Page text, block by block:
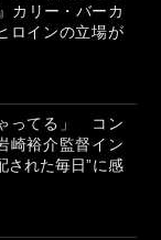
カリー・バーカ
ロインの立場が
ってる」 コン
崎裕介監督イン
れた毎日”に感